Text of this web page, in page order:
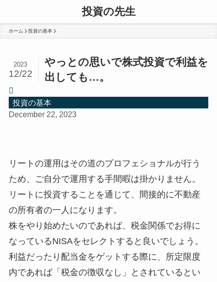
投資の先生
ホーム 投資の基本
やっとの思いで株式投資で利益を
出しても…。
2023
12/22
投資の基本
December 22, 2023
リートの運用はその道のプロフェショナルが行う
ため、ご自分で運用する手間暇は掛かりません。
リートに投資することを通じて、間接的に不動産
の所有者の一人になります。
株をやり始めたいのであれば、税金関係でお得に
なっているNISAをセレクトすると良いでしょう。
利益だったり配当金をゲットする際に、所定限度
内であれば「税金の徴収なし」とされているとい